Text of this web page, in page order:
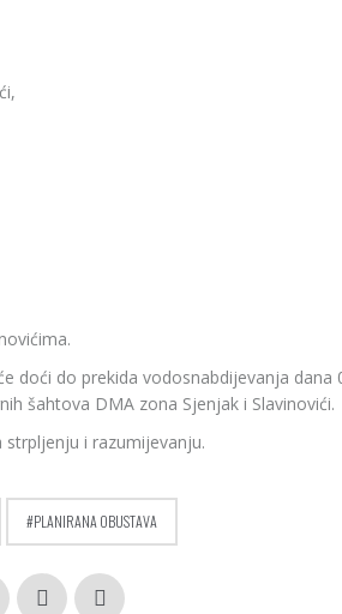
doći do prekida vodosnabdijevanja
šahtova DMA zona Sjenjak i Slavinovići.
i razumijevanju.
PLANIRANA OBUSTAVA